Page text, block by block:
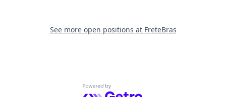
See more open positions at FreteBras
Powered by Getro.com